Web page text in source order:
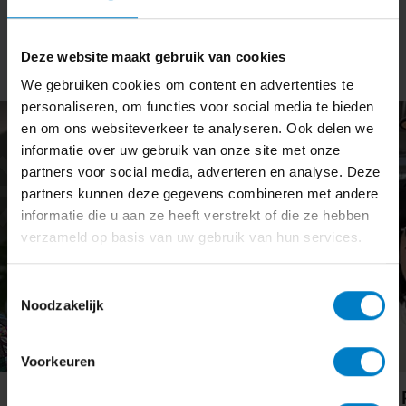
Deze website maakt gebruik van cookies
We gebruiken cookies om content en advertenties te
personaliseren, om functies voor social media te bieden
en om ons websiteverkeer te analyseren. Ook delen we
informatie over uw gebruik van onze site met onze
partners voor social media, adverteren en analyse. Deze
partners kunnen deze gegevens combineren met andere
informatie die u aan ze heeft verstrekt of die ze hebben
verzameld op basis van uw gebruik van hun services.
Noodzakelijk
Voorkeuren
Deon de